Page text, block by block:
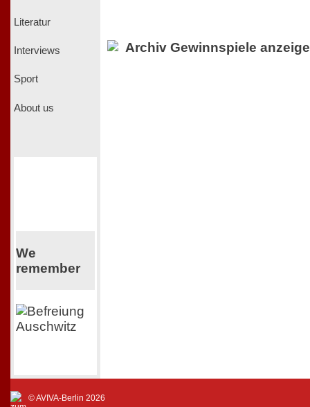
Literatur
Interviews
Sport
About us
We
remember
Archiv Gewinnspiele
© AVIVA-Berlin 2026